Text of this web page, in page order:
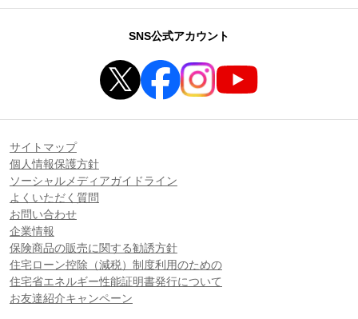
SNS公式アカウント
サイトマップ
個人情報保護方針
ソーシャルメディアガイドライン
よくいただく質問
お問い合わせ
企業情報
保険商品の販売に関する勧誘方針
住宅ローン控除（減税）制度利用のための
住宅省エネルギー性能証明書発行について
お友達紹介キャンペーン